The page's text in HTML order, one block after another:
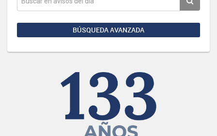
BÚSQUEDA AVANZADA